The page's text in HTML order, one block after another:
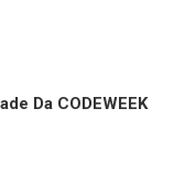
Da CODEWEEK